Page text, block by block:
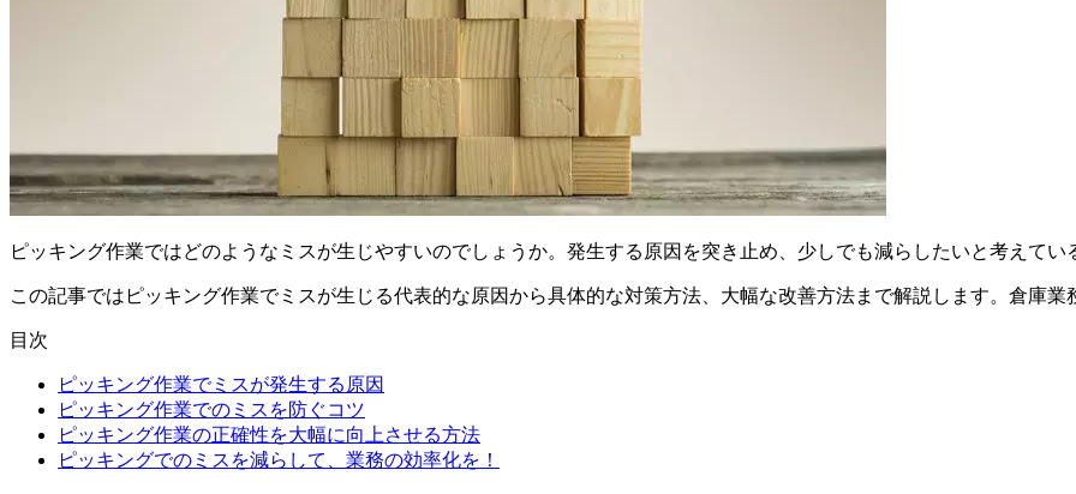
ピッキング作業ではどのようなミスが生じやすいのでしょうか。発生する原因を突き止め、少しでも減らしたいと考えてい
この記事ではピッキング作業でミスが生じる代表的な原因から具体的な対策方法、大幅な改善方法まで解説します。倉庫業
目次
ピッキング作業でミスが発生する原因
ピッキング作業でのミスを防ぐコツ
ピッキング作業の正確性を大幅に向上させる方法
ピッキングでのミスを減らして、業務の効率化を！